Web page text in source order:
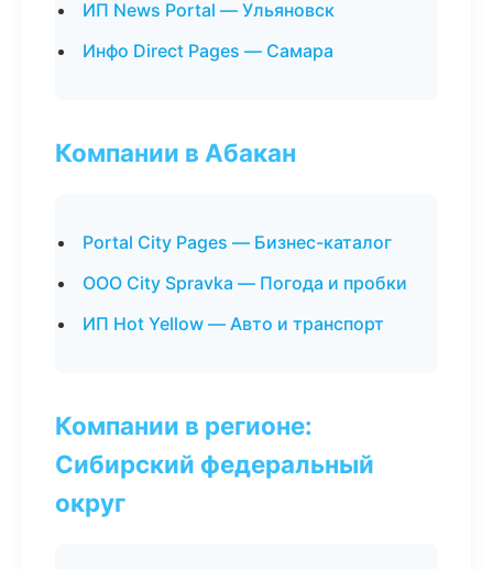
ИП News Portal — Ульяновск
Инфо Direct Pages — Самара
Компании в Абакан
Portal City Pages — Бизнес-каталог
ООО City Spravka — Погода и пробки
ИП Hot Yellow — Авто и транспорт
Компании в регионе:
Сибирский федеральный
округ